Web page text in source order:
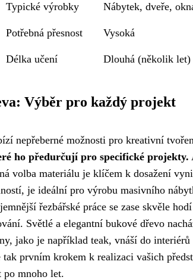
Typické výrobky Nábytek, dveře,
Potřebná přesnost Vysoká
Délka učení Dlouhá (několik let)
Výběr pro každý projekt
nepřeberné možnosti pro kreativní
ho předurčují pro specifické projekty.
volba materiálu je klíčem k dosažení
je ideální pro výrobu masivního
řezbářské práce se zase skvěle
Světlé a elegantní bukové dřevo
jako je například teak, vnáší do
tak prvním krokem k realizaci vašich
po mnoho let.